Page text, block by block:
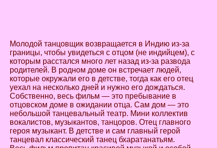
Молодой танцовщик возвращается в Индию из-за
границы, чтобы увидеться с отцом (не индийцем), с
которым расстался много лет назад из-за развода
родителей. В родном доме он встречает людей,
которые окружали его в детстве, тогда как его отец
уехал на несколько дней и нужно его дождаться.
Собственно, весь фильм — это пребывание в
отцовском доме в ожидании отца. Сам дом — это
небольшой танцевальный театр. Мини коллектив
вокалистов, музыкантов, танцоров. Отец главного
героя музыкант. В детстве и сам главный герой
танцевал классический танец бхаратанатьям.